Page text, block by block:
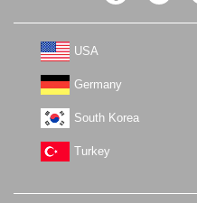
USA
Germany
South Korea
Turkey